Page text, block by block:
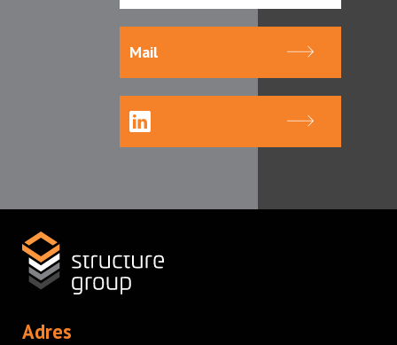
Mail
Over ons
Manon Ruiter
Adres